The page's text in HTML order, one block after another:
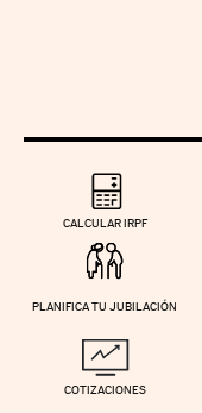
CALCULAR IRPF
PLANIFICA TU JUBILACIÓN
COTIZACIONES